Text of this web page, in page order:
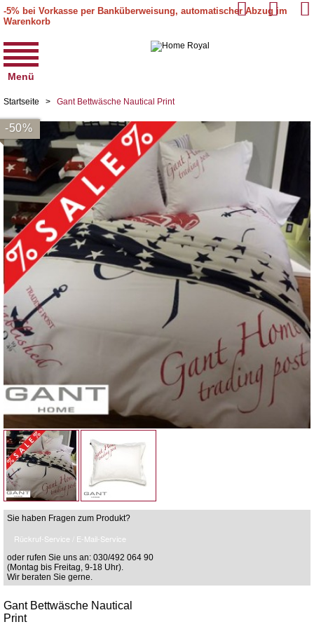
-5% bei Vorkasse per Banküberweisung, automatischer Abzug im
Warenkorb
Menü
Startseite > Gant Bettwäsche Nautical Print
-50%
Sie haben Fragen zum Produkt?
Rückruf-Service / E-Mail-Service
oder rufen Sie uns an: 030/492 064 90
(Montag bis Freitag, 9-18 Uhr).
Wir beraten Sie gerne.
Gant Bettwäsche Nautical
Print